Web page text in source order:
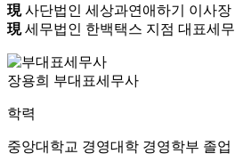
現사단법인 세상과연애하기 이사
現세무법인 한백택스 지점 대표세
장용희 부대표세무사
학력
중앙대학교 경영대학 경영학부 졸업